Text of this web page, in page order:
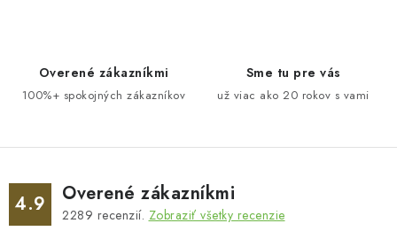
k
v
Overené zákazníkmi
100%+ spokojných zákazníkov
Sme tu pre vás
už viac ako 20 rokov s vami
4.9 Overené zákazníkmi
2289 recenzií. Zobraziť všetky recenzie